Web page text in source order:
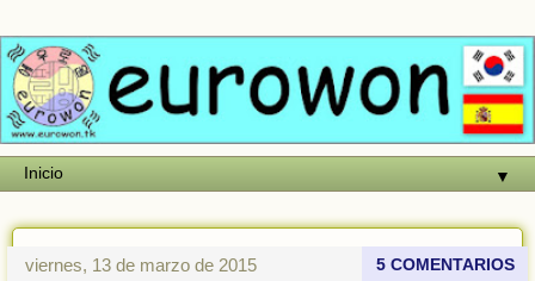
▼
viernes, 13 de marzo de 2015 5 COMENTARIOS